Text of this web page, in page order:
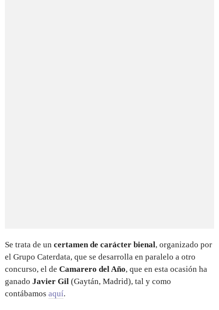
Se trata de un certamen de carácter bienal, organizado por
el Grupo Caterdata, que se desarrolla en paralelo a otro
concurso, el de Camarero del Año, que en esta ocasión ha
ganado Javier Gil (Gaytán, Madrid), tal y como
contábamos aquí.